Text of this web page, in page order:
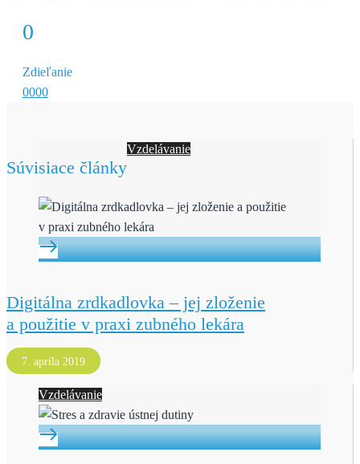
0
Zdieľanie
0000
Súvisiace články
Vzdelávanie
Digitálna zrdkadlovka – jej zloženie
a použitie v praxi zubného lekára
7. apríla 2019
Vzdelávanie